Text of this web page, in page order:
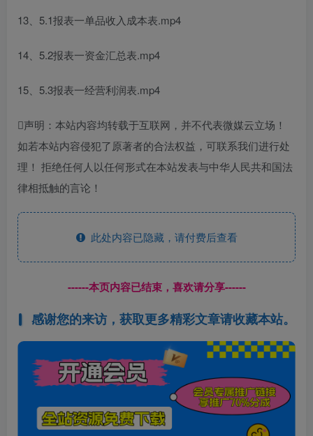
13、5.1报表一单品收入成本表.mp4
14、5.2报表一资金汇总表.mp4
15、5.3报表一经营利润表.mp4
声明：本站内容均转载于互联网，并不代表微媒云立场！
如若本站内容侵犯了原著者的合法权益，可联系我们进行处
理！ 拒绝任何人以任何形式在本站发表与中华人民共和国法
律相抵触的言论！
此处内容已隐藏，请付费后查看
------本页内容已结束，喜欢请分享------
感谢您的来访，获取更多精彩文章请收藏本站。